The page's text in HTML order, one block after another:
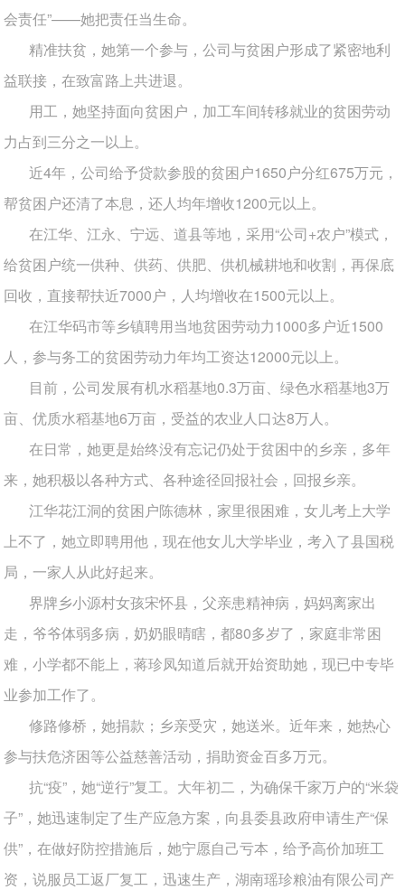
会责任”——她把责任当生命。
精准扶贫，她第一个参与，公司与贫困户形成了紧密地利
益联接，在致富路上共进退。
用工，她坚持面向贫困户，加工车间转移就业的贫困劳动
力占到三分之一以上。
近4年，公司给予贷款参股的贫困户1650户分红675万元，
帮贫困户还清了本息，还人均年增收1200元以上。
在江华、江永、宁远、道县等地，采用“公司+农户”模式，
给贫困户统一供种、供药、供肥、供机械耕地和收割，再保底
回收，直接帮扶近7000户，人均增收在1500元以上。
在江华码市等乡镇聘用当地贫困劳动力1000多户近1500
人，参与务工的贫困劳动力年均工资达12000元以上。
目前，公司发展有机水稻基地0.3万亩、绿色水稻基地3万
亩、优质水稻基地6万亩，受益的农业人口达8万人。
在日常，她更是始终没有忘记仍处于贫困中的乡亲，多年
来，她积极以各种方式、各种途径回报社会，回报乡亲。
江华花江洞的贫困户陈德林，家里很困难，女儿考上大学
上不了，她立即聘用他，现在他女儿大学毕业，考入了县国税
局，一家人从此好起来。
界牌乡小源村女孩宋怀县，父亲患精神病，妈妈离家出
走，爷爷体弱多病，奶奶眼晴瞎，都80多岁了，家庭非常困
难，小学都不能上，蒋珍凤知道后就开始资助她，现已中专毕
业参加工作了。
修路修桥，她捐款；乡亲受灾，她送米。近年来，她热心
参与扶危济困等公益慈善活动，捐助资金百多万元。
抗“疫”，她“逆行”复工。大年初二，为确保千家万户的“米袋
子”，她迅速制定了生产应急方案，向县委县政府申请生产“保
供”，在做好防控措施后，她宁愿自己亏本，给予高价加班工
资，说服员工返厂复工，迅速生产，湖南瑶珍粮油有限公司产